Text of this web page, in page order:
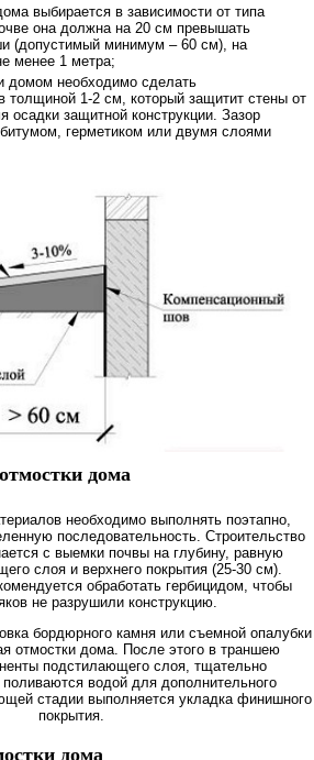
выбирается в зависимости от типа
она должна на 20 см превышать
(допустимый минимум – 60 см), на
менее 1 метра;
домом необходимо сделать
толщиной 1-2 см, который защитит стены от
осадки защитной конструкции. Зазор
герметиком или двумя слоями
дома
необходимо выполнять поэтапно,
последовательность. Строительство
с выемки почвы на глубину, равную
слоя и верхнего покрытия (25-30 см).
обработать гербицидом, чтобы
не разрушили конструкцию.
бордюрного камня или съемной опалубки
отмостки дома. После этого в траншею
подстилающего слоя, тщательно
водой для дополнительного
стадии выполняется укладка финишного
покрытия.
дома